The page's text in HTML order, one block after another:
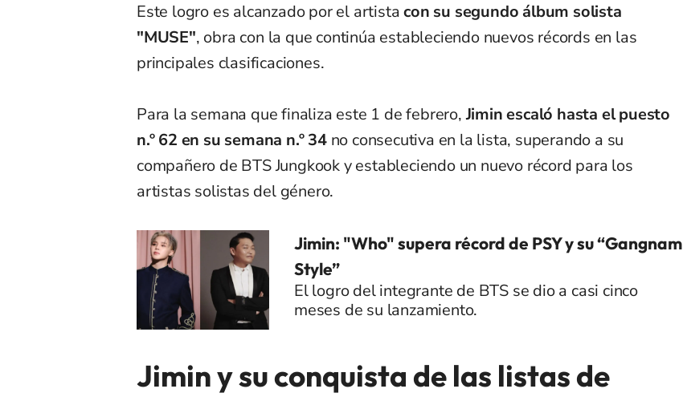
Este logro es alcanzado por el artistacon su segundo álbum solista
"MUSE", obra con la que continúa estableciendo nuevos récords en las
principales clasificaciones.
Para la semana que finaliza este 1 de febrero,Jimin escaló hasta el puesto
n.º 62 en su semana n.º 34 no consecutiva en la lista, superando a su
compañero de BTS Jungkook y estableciendo un nuevo récord para los
artistas solistas del género.
Jimin: "Who" supera récord de PSY y su “Gangnam
Style”
El logro del integrante de BTS se dio a casi cinco
meses de su lanzamiento.
Jimin y su conquista de las listas de